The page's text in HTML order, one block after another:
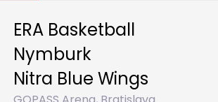
ERA Basketball
Nymburk
Nitra Blue Wings